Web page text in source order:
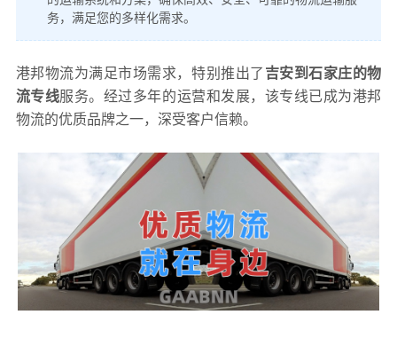
务，满足您的多样化需求。
港邦物流为满足市场需求，特别推出了 吉安到石家庄的物
流专线服务。经过多年的运营和发展，该专线已成为港邦
物流的优质品牌之一，深受客户信赖。